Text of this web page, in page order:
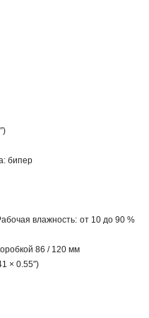
бипер
влажность: от 10 до 90 %
86 / 120 мм
× 0.55″)